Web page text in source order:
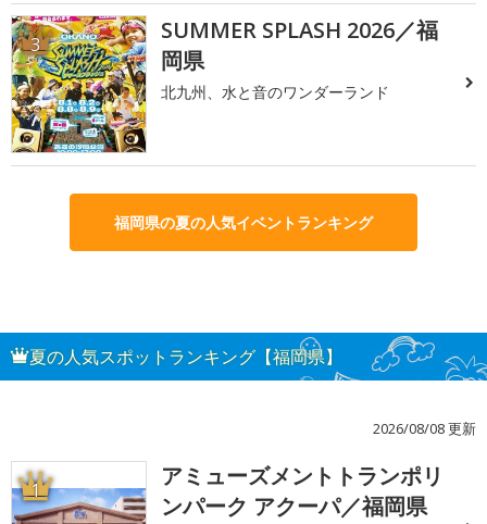
3
SUMMER SPLASH 2026／福
岡県
北九州、水と音のワンダーランド
福岡県の夏の人気イベントランキング
夏の人気スポットランキング【福岡県】
2026/08/08 更新
1
アミューズメントトランポリ
ンパーク アクーパ／福岡県